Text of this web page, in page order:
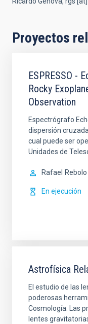
Proyectos
ESPRESSO -
Rocky
Observation
Espectrógrafo
dispersión
cual puede ser
Unidades de
Rafael
En ejecución
Astrofísica
El estudio de las
poderosas
Cosmología. Las
lentes